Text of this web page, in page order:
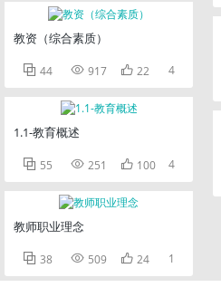
教资（综合素质）
 44  917  22 4
1.1-教育概述
 55  251  100 4
教师职业理念
 38  509  24 1